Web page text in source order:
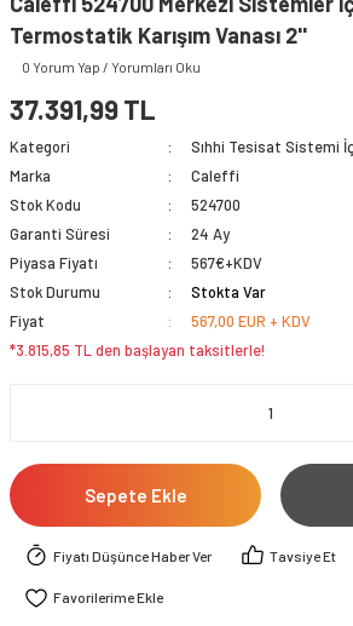
Termostatik Karışım Vanası 2''
0 Yorum Yap / Yorumları Oku
37.391,99 TL
Kategori
Sıhhi Tesisat Sistemi
Marka
Caleffi
Stok Kodu
524700
Garanti Süresi
24 Ay
Piyasa Fiyatı
567€+KDV
Stok Durumu
Stokta Var
Fiyat
567,00 EUR + KDV
*3.815,85 TL den başlayan taksitlerle!
Sepete Ekle
Fiyatı Düşünce Haber Ver Tavsiye Et